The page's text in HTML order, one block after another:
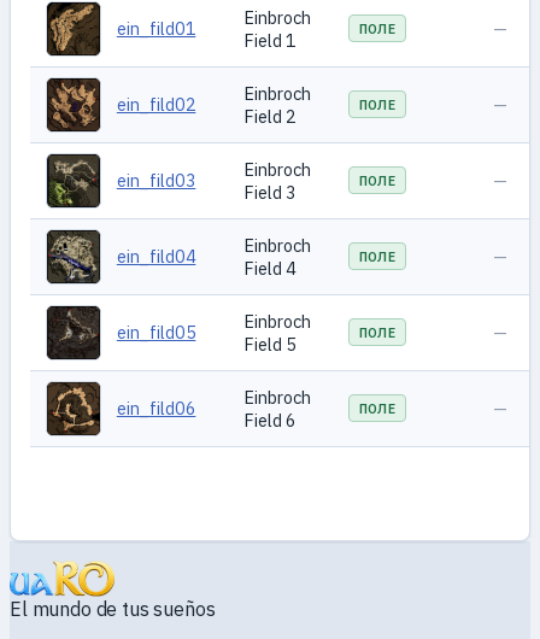
ein_fild01
Einbroch
Field 1
ПОЛЕ —
ein_fild02
Einbroch
Field 2
ПОЛЕ —
ein_fild03
Einbroch
Field 3
ПОЛЕ —
ein_fild04
Einbroch
Field 4
ПОЛЕ —
ein_fild05
Einbroch
Field 5
ПОЛЕ —
ein_fild06
Einbroch
Field 6
ПОЛЕ —
El mundo de tus sueños